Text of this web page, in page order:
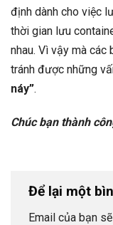
định dành cho việc
thời gian lưu
nhau. Vì vậy mà
tránh được những
náy”.
Chúc bạn thành
Để lại một
Email của bạn